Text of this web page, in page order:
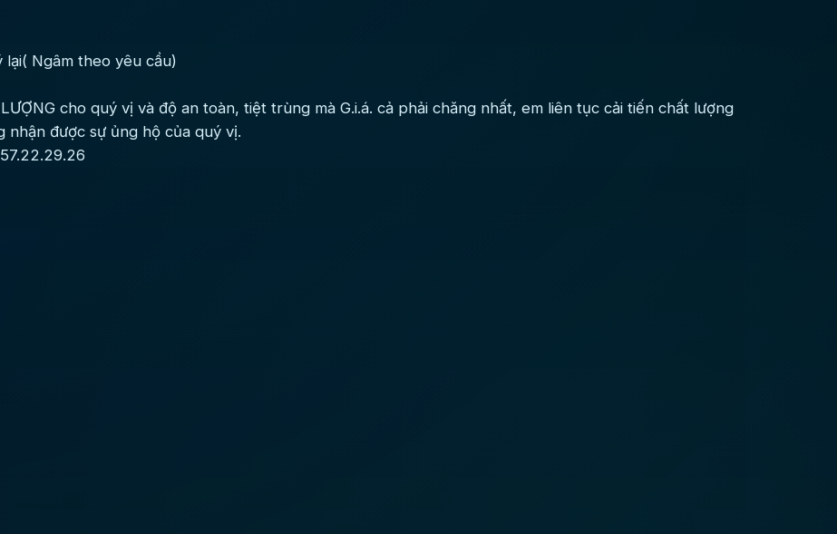
lại( Ngâm theo yêu cầu)
cho quý vị và độ an toàn, tiệt trùng mà G.i.á. cả phải chăng nhất, em liên tục cải tiến chất lượng
nhận được sự ủng hộ của quý vị.